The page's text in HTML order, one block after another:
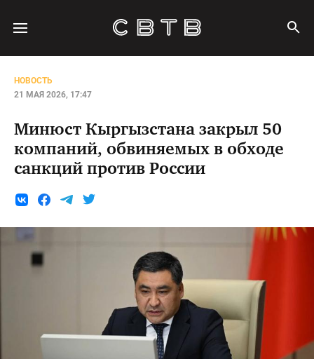
НОВОСТЬ
21 МАЯ 2026, 17:47
Минюст Кыргызстана закрыл 50
компаний, обвиняемых в обходе
санкций против России